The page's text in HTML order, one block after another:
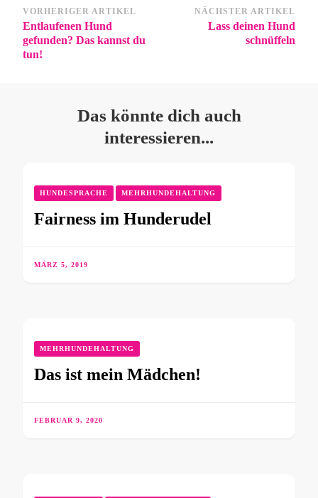
VORHERIGER ARTIKEL
Entlaufenen Hund
gefunden? Das kannst du
tun!
NÄCHSTER ARTIKEL
Lass deinen Hund
schnüffeln
Das könnte dich auch
interessieren...
HUNDESPRACHE MEHRHUNDEHALTUNG
Fairness im Hunderudel
MÄRZ 5, 2019
MEHRHUNDEHALTUNG
Das ist mein Mädchen!
FEBRUAR 9, 2020